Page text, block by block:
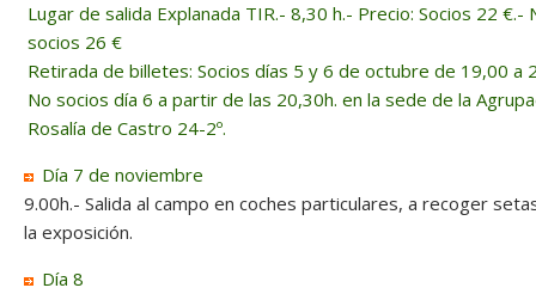
Lugar de salida Explanada TIR.- 8,30 h.- Precio: Socios 22 €.-
socios 26 €
Retirada de billetes: Socios días 5 y 6 de octubre de 19,00 a
No socios día 6 a partir de las 20,30h. en la sede de la
Rosalía de Castro 24-2º.
Día 7 de noviembre
9.00h.- Salida al campo en coches particulares, a recoger
la exposición.
Día 8